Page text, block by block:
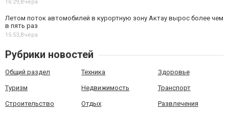
16:29, Вчера
Летом поток автомобилей в курортную зону Актау вырос более чем
в пять раз
15:53, Вчера
Рубрики новостей
Общий раздел Техника Здоровье
Туризм Недвижимость Транспорт
Строительство Отдых Развлечения